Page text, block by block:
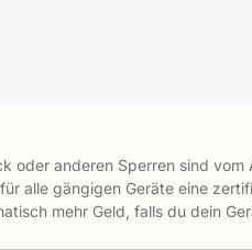
oder anderen Sperren sind vom
alle gängigen Geräte eine
mehr Geld, falls du dein